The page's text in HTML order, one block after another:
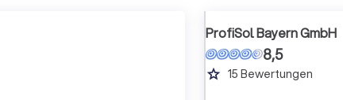
ProfiSol Bayern GmbH
8,5
grade 15 Bewertungen